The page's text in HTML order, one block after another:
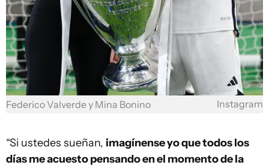
Federico Valverde y Mina Bonino Instagram
“Si ustedes sueñan, imagínense yo que todos los
días me acuesto pensando en el momento de la